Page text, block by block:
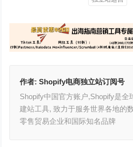
作者:Shopify电商独立站订阅号
Shopify中国官方账户,Shopify是全
建站工具, 致力于服务世界各地的
零售贸易企业和国际知名品牌